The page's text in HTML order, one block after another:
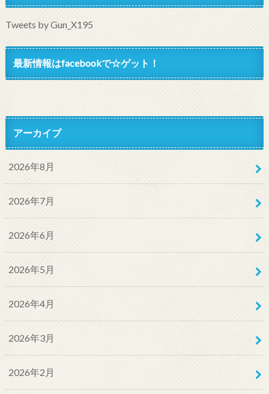
Tweets by Gun_X195
最新情報はfacebookで☆ゲット！
アーカイブ
2026年8月
2026年7月
2026年6月
2026年5月
2026年4月
2026年3月
2026年2月